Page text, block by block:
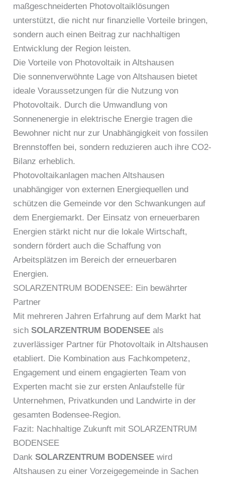
maßgeschneiderten Photovoltaiklösungen
unterstützt, die nicht nur finanzielle Vorteile bringen,
sondern auch einen Beitrag zur nachhaltigen
Entwicklung der Region leisten.
Die Vorteile von Photovoltaik in Altshausen
Die sonnenverwöhnte Lage von Altshausen bietet
ideale Voraussetzungen für die Nutzung von
Photovoltaik. Durch die Umwandlung von
Sonnenenergie in elektrische Energie tragen die
Bewohner nicht nur zur Unabhängigkeit von fossilen
Brennstoffen bei, sondern reduzieren auch ihre CO2-
Bilanz erheblich.
Photovoltaikanlagen machen Altshausen
unabhängiger von externen Energiequellen und
schützen die Gemeinde vor den Schwankungen auf
dem Energiemarkt. Der Einsatz von erneuerbaren
Energien stärkt nicht nur die lokale Wirtschaft,
sondern fördert auch die Schaffung von
Arbeitsplätzen im Bereich der erneuerbaren
Energien.
SOLARZENTRUM BODENSEE: Ein bewährter
Partner
Mit mehreren Jahren Erfahrung auf dem Markt hat
sichSOLARZENTRUM BODENSEE als
zuverlässiger Partner für Photovoltaik in Altshausen
etabliert. Die Kombination aus Fachkompetenz,
Engagement und einem engagierten Team von
Experten macht sie zur ersten Anlaufstelle für
Unternehmen, Privatkunden und Landwirte in der
gesamten Bodensee-Region.
Fazit: Nachhaltige Zukunft mit SOLARZENTRUM
BODENSEE
DankSOLARZENTRUM BODENSEE wird
Altshausen zu einer Vorzeigegemeinde in Sachen